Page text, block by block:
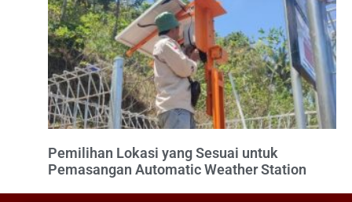
Pemilihan Lokasi yang Sesuai untuk
Pemasangan Automatic Weather Station